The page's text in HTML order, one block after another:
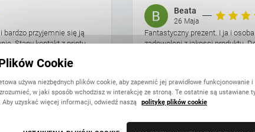
bardzo przyjemnie się ją
Stany kontakt z printu.
efekt finalny ...
Beata
26 Maja
Fantastyczny prezent. I ja i
zadowoleni z jakosci produktu.
przygotowania projektu ksiazki
Cookie
używa niezbędnych plików cookie, aby zapewnić jej prawidłowe funkcjonowanie
w jaki sposób wchodzisz w interakcję ze stroną. Te ostatnie są ustawiane
Aby uzyskać więcej informacji, odwiedź naszą politykę plików cookie